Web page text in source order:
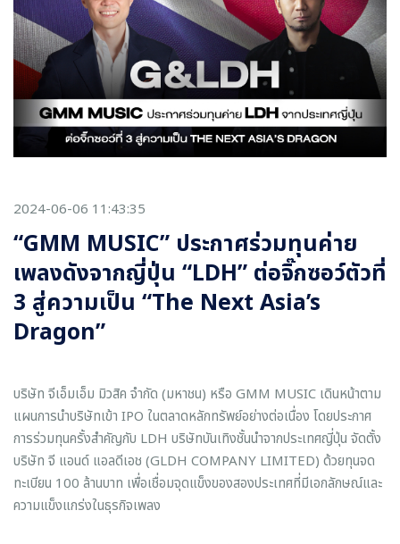
2024-06-06 11:43:35
“GMM MUSIC” ประกาศร่วมทุนค่าย
เพลงดังจากญี่ปุ่น “LDH” ต่อจิ๊กซอว์ตัวที่
3 สู่ความเป็น “The Next Asia’s
Dragon”
บริษัท จีเอ็มเอ็ม มิวสิค จำกัด (มหาชน) หรือ GMM MUSIC เดินหน้าตาม
แผนการนำบริษัทเข้า IPO ในตลาดหลักทรัพย์อย่างต่อเนื่อง โดยประกาศ
การร่วมทุนครั้งสำคัญกับ LDH บริษัทบันเทิงชั้นนำจากประเทศญี่ปุ่น จัดตั้ง
บริษัท จี แอนด์ แอลดีเอช (GLDH COMPANY LIMITED) ด้วยทุนจด
ทะเบียน 100 ล้านบาท เพื่อเชื่อมจุดแข็งของสองประเทศที่มีเอกลักษณ์และ
ความแข็งแกร่งในธุรกิจเพลง